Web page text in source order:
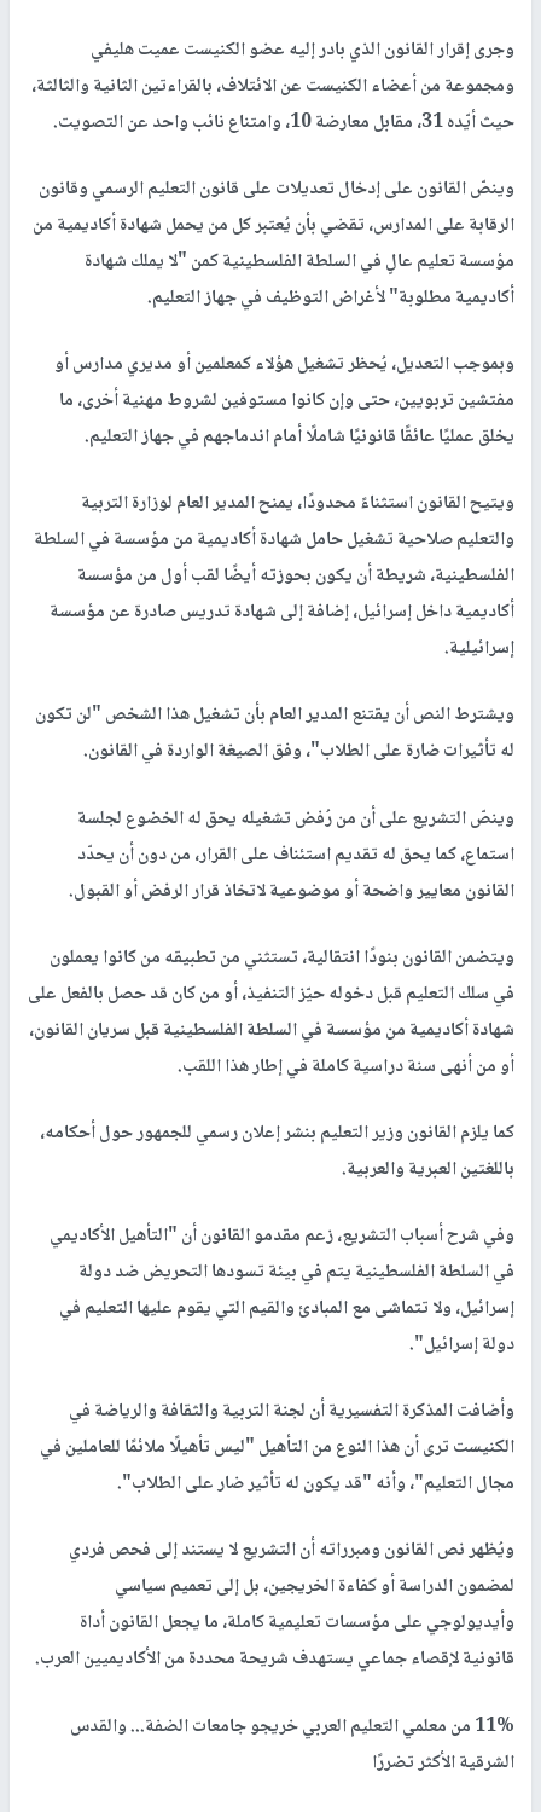
وجرى إقرار القانون الذي بادر إليه عضو الكنيست عميت هليفي
ومجموعة من أعضاء الكنيست عن الائتلاف، بالقراءتين الثانية والثالثة،
حيث أيّده 31، مقابل معارضة 10، وامتناع نائب واحد عن التصويت.
وينصّ القانون على إدخال تعديلات على قانون التعليم الرسمي وقانون
الرقابة على المدارس، تقضي بأن يُعتبر كل من يحمل شهادة أكاديمية من
مؤسسة تعليم عالٍ في السلطة الفلسطينية كمن "لا يملك شهادة
أكاديمية مطلوبة" لأغراض التوظيف في جهاز التعليم.
وبموجب التعديل، يُحظر تشغيل هؤلاء كمعلمين أو مديري مدارس أو
مفتشين تربويين، حتى وإن كانوا مستوفين لشروط مهنية أخرى، ما
يخلق عمليًا عائقًا قانونيًا شاملًا أمام اندماجهم في جهاز التعليم.
ويتيح القانون استثناءً محدودًا، يمنح المدير العام لوزارة التربية
والتعليم صلاحية تشغيل حامل شهادة أكاديمية من مؤسسة في السلطة
الفلسطينية، شريطة أن يكون بحوزته أيضًا لقب أول من مؤسسة
أكاديمية داخل إسرائيل، إضافة إلى شهادة تدريس صادرة عن مؤسسة
إسرائيلية.
ويشترط النص أن يقتنع المدير العام بأن تشغيل هذا الشخص "لن تكون
له تأثيرات ضارة على الطلاب"، وفق الصيغة الواردة في القانون.
وينصّ التشريع على أن من رُفض تشغيله يحق له الخضوع لجلسة
استماع، كما يحق له تقديم استئناف على القرار، من دون أن يحدّد
القانون معايير واضحة أو موضوعية لاتخاذ قرار الرفض أو القبول.
ويتضمن القانون بنودًا انتقالية، تستثني من تطبيقه من كانوا يعملون
في سلك التعليم قبل دخوله حيّز التنفيذ، أو من كان قد حصل بالفعل على
شهادة أكاديمية من مؤسسة في السلطة الفلسطينية قبل سريان القانون،
أو من أنهى سنة دراسية كاملة في إطار هذا اللقب.
كما يلزم القانون وزير التعليم بنشر إعلان رسمي للجمهور حول أحكامه،
باللغتين العبرية والعربية.
وفي شرح أسباب التشريع، زعم مقدمو القانون أن "التأهيل الأكاديمي
في السلطة الفلسطينية يتم في بيئة تسودها التحريض ضد دولة
إسرائيل، ولا تتماشى مع المبادئ والقيم التي يقوم عليها التعليم في
دولة إسرائيل".
وأضافت المذكرة التفسيرية أن لجنة التربية والثقافة والرياضة في
الكنيست ترى أن هذا النوع من التأهيل "ليس تأهيلًا ملائمًا للعاملين في
مجال التعليم"، وأنه "قد يكون له تأثير ضار على الطلاب".
ويُظهر نص القانون ومبرراته أن التشريع لا يستند إلى فحص فردي
لمضمون الدراسة أو كفاءة الخريجين، بل إلى تعميم سياسي
وأيديولوجي على مؤسسات تعليمية كاملة، ما يجعل القانون أداة
قانونية لإقصاء جماعي يستهدف شريحة محددة من الأكاديميين العرب.
11% من معلمي التعليم العربي خريجو جامعات الضفة... والقدس
الشرقية الأكثر تضررًا